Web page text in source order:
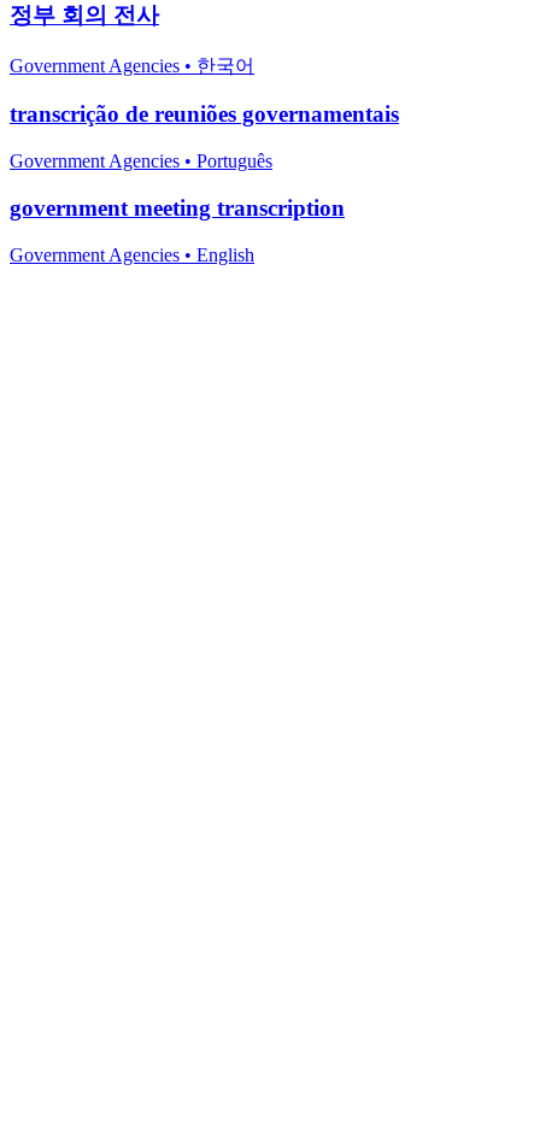
정부 회의 전사
Government Agencies • 한국어
transcrição de reuniões governamentais
Government Agencies • Português
government meeting transcription
Government Agencies • English